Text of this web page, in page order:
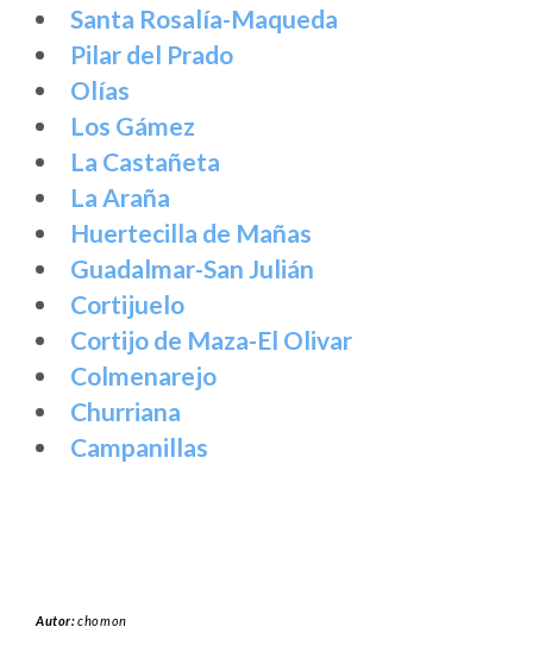
Santa Rosalía-Maqueda
Pilar del Prado
Olías
Los Gámez
La Castañeta
La Araña
Huertecilla de Mañas
Guadalmar-San Julián
Cortijuelo
Cortijo de Maza-El Olivar
Colmenarejo
Churriana
Campanillas
Autor:chomon